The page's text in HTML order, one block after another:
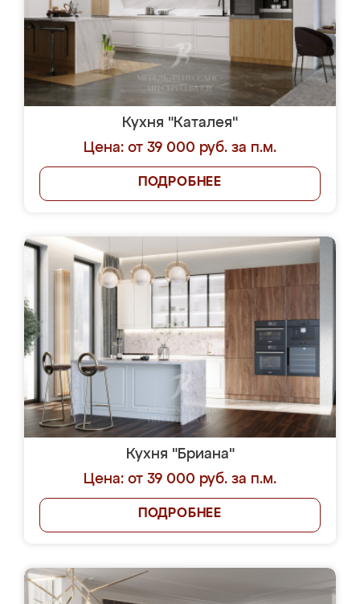
Кухня "Каталея"
Цена: от 39 000 руб. за п.м.
ПОДРОБНЕЕ
Кухня "Бриана"
Цена: от 39 000 руб. за п.м.
ПОДРОБНЕЕ